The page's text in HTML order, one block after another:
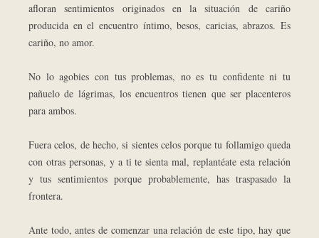
afloran sentimientos originados en la situación de cariño
producida en el encuentro íntimo, besos, caricias, abrazos. Es
cariño, no amor.
No lo agobies con tus problemas, no es tu confidente ni tu
pañuelo de lágrimas, los encuentros tienen que ser placenteros
para ambos.
Fuera celos, de hecho, si sientes celos porque tu follamigo queda
con otras personas, y a ti te sienta mal, replantéate esta relación
y tus sentimientos porque probablemente, has traspasado la
frontera.
Ante todo, antes de comenzar una relación de este tipo, hay que